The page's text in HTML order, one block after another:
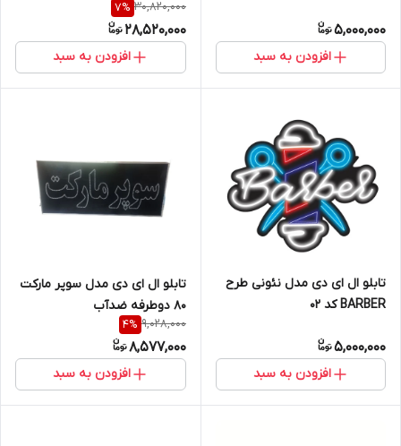
5,000,000
افزودن به سبد
30,820,000
7%
28,520,000
افزودن به سبد
تابلو ال ای دی مدل نئونی طرح
BARBER کد 02
5,000,000
افزودن به سبد
تابلو ال ای دی مدل سوپر مارکت
80 دوطرفه ضدآب
9,028,000
4%
8,577,000
افزودن به سبد